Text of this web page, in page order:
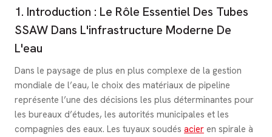
1. Introduction : Le Rôle Essentiel Des Tubes
SSAW Dans L'infrastructure Moderne De
L'eau
Dans le paysage de plus en plus complexe de la gestion
mondiale de l’eau, le choix des matériaux de pipeline
représente l’une des décisions les plus déterminantes pour
les bureaux d’études, les autorités municipales et les
compagnies des eaux. Les tuyaux soudés acier en spirale à